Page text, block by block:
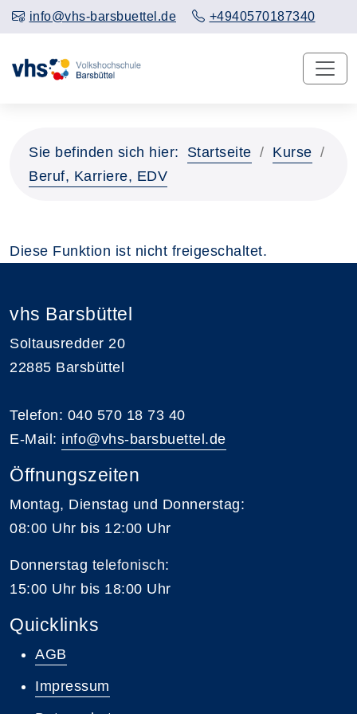
info@vhs-barsbuettel.de +4940570187340
Sie befinden sich hier: Startseite
Kurse
Beruf, Karriere, EDV
Diese Funktion ist nicht freigeschaltet.
vhs Barsbüttel
Soltausredder 20
22885 Barsbüttel
Telefon: 040 570 18 73 40
E-Mail: info@vhs-barsbuettel.de
Öffnungszeiten
Montag, Dienstag und Donnerstag:
08:00 Uhr bis 12:00 Uhr
Donnerstag telefonisch:
15:00 Uhr bis 18:00 Uhr
Quicklinks
AGB
Impressum